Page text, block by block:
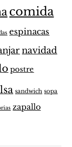
comida
espinacas
navidad
postre
sandwich sopa
zapallo